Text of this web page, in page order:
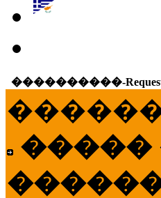
����������-
�����